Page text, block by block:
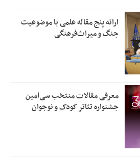
ارائه پنج مقاله علمی با موضوعیت
جنگ و میراث‌فرهنگی
معرفی مقالات منتخب سی‌امین
جشنواره تئاتر کودک و نوجوان